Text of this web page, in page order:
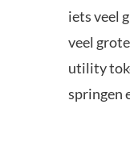
iets veel
veel
utility
springen